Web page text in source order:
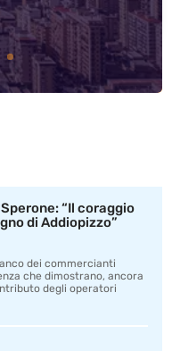
“Il coraggio
di Addiopizzo”
dei commercianti
che dimostrano, ancora
degli operatori